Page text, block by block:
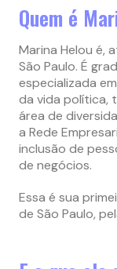
Quem é
Marina Helou é,
São Paulo. É
especializada
da vida política,
área de
a Rede
inclusão de
de negócios.
Essa é sua
de São Paulo,